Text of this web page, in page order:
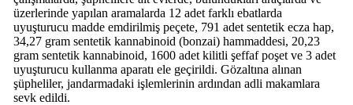
üzerlerinde yapılan aramalarda 12 adet farklı ebatlarda
uyuşturucu madde emdirilmiş peçete, 791 adet sentetik ecza hap,
34,27 gram sentetik kannabinoid (bonzai) hammaddesi, 20,23
gram sentetik kannabinoid, 1600 adet kilitli şeffaf poşet ve 3 adet
uyuşturucu kullanma aparatı ele geçirildi. Gözaltına alınan
şüpheliler, jandarmadaki işlemlerinin ardından adli makamlara
sevk edildi.